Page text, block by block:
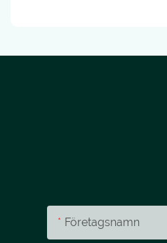
Företagsnamn